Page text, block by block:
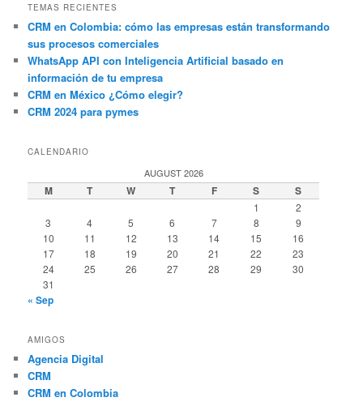
TEMAS RECIENTES
CRM en Colombia: cómo las empresas están transformando
sus procesos comerciales
WhatsApp API con Inteligencia Artificial basado en
información de tu empresa
CRM en México ¿Cómo elegir?
CRM 2024 para pymes
CALENDARIO
AUGUST 2026
M T W T F S S
1
2
3
4 5 6 7 8
9
10
11 12 13 14 15
16
17
18 19 20 21 22
23
24
25 26 27 28 29
30
31
« Sep
AMIGOS
Agencia Digital
CRM
CRM en Colombia